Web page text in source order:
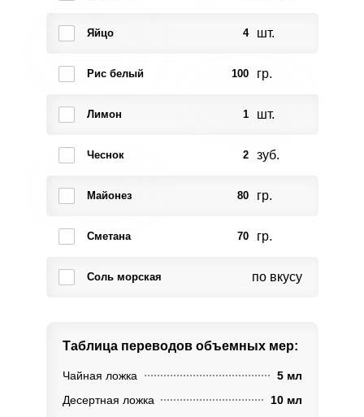
Яйцо 4 шт.
Рис белый 100 гр.
Лимон 1 шт.
Чеснок 2 зуб.
Майонез 80 гр.
Сметана 70 гр.
Соль морская по вкусу
Таблица переводов объемных мер:
Чайная ложка
5 мл
Десертная ложка
10 мл